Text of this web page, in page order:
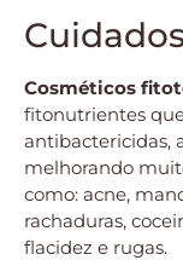
Cosméticos
fitonutrientes
antibactericidas,
melhorando
como: acne,
rachaduras,
flacidez e rugas.